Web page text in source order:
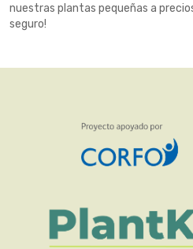
nuestras plantas pequeñas a
seguro!